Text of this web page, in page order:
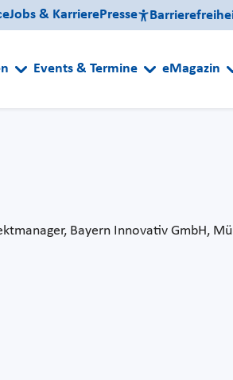
Jobs & KarrierePresse
Events & Termine eMagazin
Bayern Innovativ GmbH,